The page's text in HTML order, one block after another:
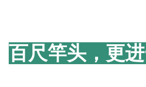
百尺竿头，更进